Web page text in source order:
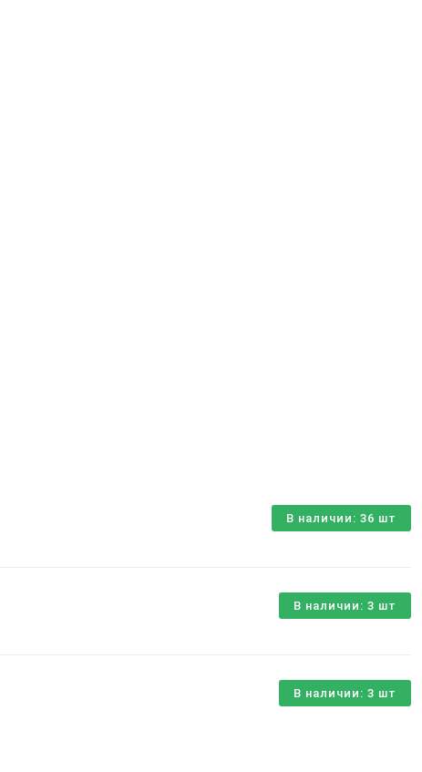
В наличии: 36 шт
В наличии: 3 шт
В наличии: 3 шт